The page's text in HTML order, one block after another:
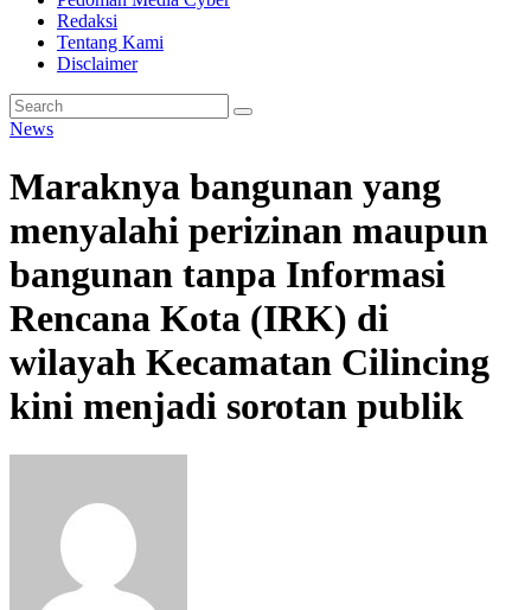
Redaksi
Tentang Kami
Disclaimer
News
Maraknya bangunan yang
menyalahi perizinan maupun
bangunan tanpa Informasi
Rencana Kota (IRK) di
wilayah Kecamatan Cilincing
kini menjadi sorotan publik